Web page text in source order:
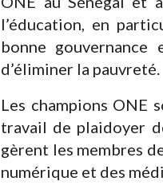
l’éducation, en
bonne
d’éliminer la pauvreté.
Les champions ONE
travail de plaidoyer
gèrent les membres
numérique et des